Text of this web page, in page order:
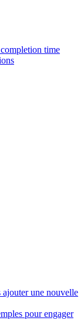
time
ajouter une nouvelle
pour engager